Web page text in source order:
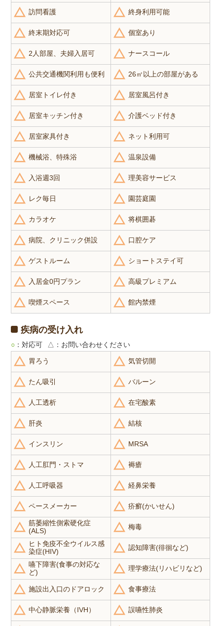
訪問看護 終身利用可能
終末期対応可 個室あり
2人部屋、夫婦入居可 ナースコール
公共交通機関利用も便利 26㎡以上の部屋がある
居室トイレ付き 居室風呂付き
居室キッチン付き 介護ベッド付き
居室家具付き ネット利用可
機械浴、特殊浴 温泉設備
入浴週3回 理美容サービス
レク毎日 園芸庭園
カラオケ 将棋囲碁
病院、クリニック併設 口腔ケア
ゲストルーム ショートステイ可
入居金0円プラン 高級プレミアム
喫煙スペース 館内禁煙
疾病の受け入れ
○ ：対応可 △ ：お問い合わせください
胃ろう 気管切開
たん吸引 バルーン
人工透析 在宅酸素
肝炎 結核
インスリン MRSA
人工肛門・ストマ 褥瘡
人工呼吸器 経鼻栄養
ペースメーカー 疥癬(かいせん)
筋萎縮性側索硬化症
(ALS)
梅毒
ヒト免疫不全ウイルス感
染症(HIV)
認知障害(徘徊など)
嚥下障害(食事の対応な
ど)
理学療法(リハビリなど)
施設出入口のドアロック 食事療法
中心静脈栄養（IVH） 誤嚥性肺炎